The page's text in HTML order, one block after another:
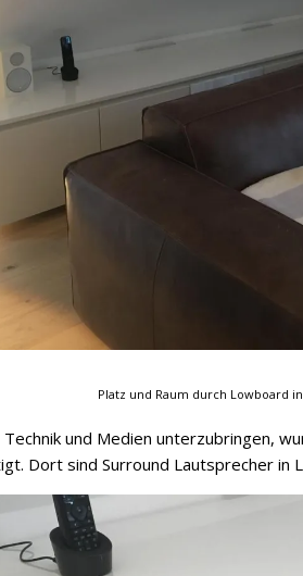
Platz und Raum durch Lowboard
und Medien unterzubringen,
Dort sind Surround Lautsprecher in
News und
und
sich